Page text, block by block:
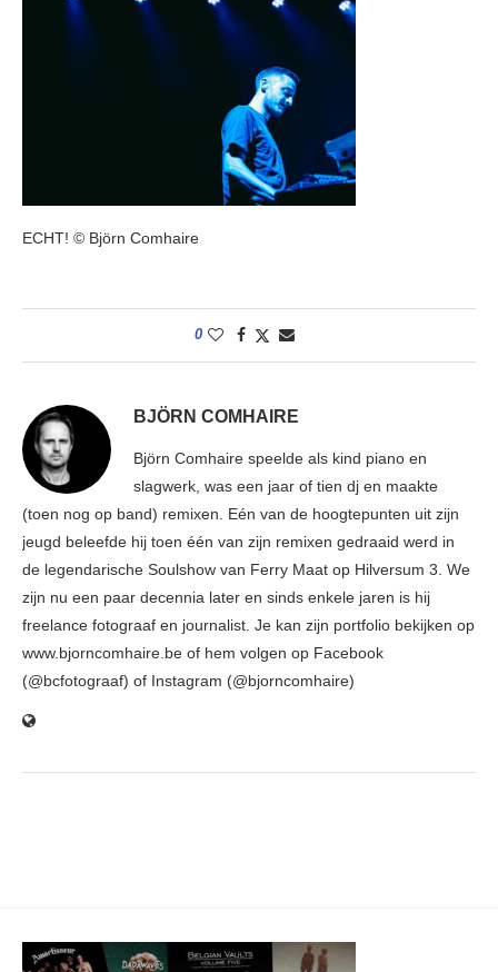
ECHT! © Björn Comhaire
0
BJÖRN COMHAIRE
Björn Comhaire speelde als kind piano en
slagwerk, was een jaar of tien dj en maakte
(toen nog op band) remixen. Eén van de hoogtepunten uit zijn
jeugd beleefde hij toen één van zijn remixen gedraaid werd in
de legendarische Soulshow van Ferry Maat op Hilversum 3. We
zijn nu een paar decennia later en sinds enkele jaren is hij
freelance fotograaf en journalist. Je kan zijn portfolio bekijken op
www.bjorncomhaire.be of hem volgen op Facebook
(@bcfotograaf) of Instagram (@bjorncomhaire)